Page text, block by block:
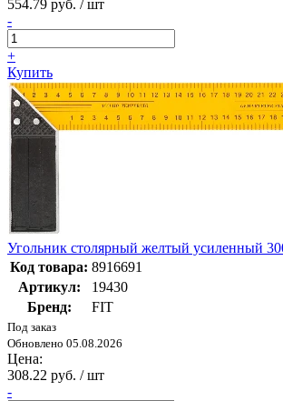
554.79 руб. / шт
-
+
Купить
Угольник столярный желтый усиленный
Код товара: 8916691
Артикул:
19430
Бренд:
FIT
Под заказ
Обновлено 05.08.2026
Цена:
308.22 руб. / шт
-